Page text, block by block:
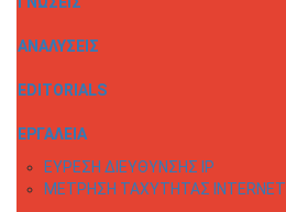
ΑΝΑΛΥΣΕΙΣ
EDITORIALS
ΕΡΓΑΛΕΙΑ
ΕΥΡΕΣΗ ΔΙΕΥΘΥΝΣΗΣ IP
ΜΕΤΡΗΣΗ ΤΑΧΥΤΗΤΑΣ INTERNET